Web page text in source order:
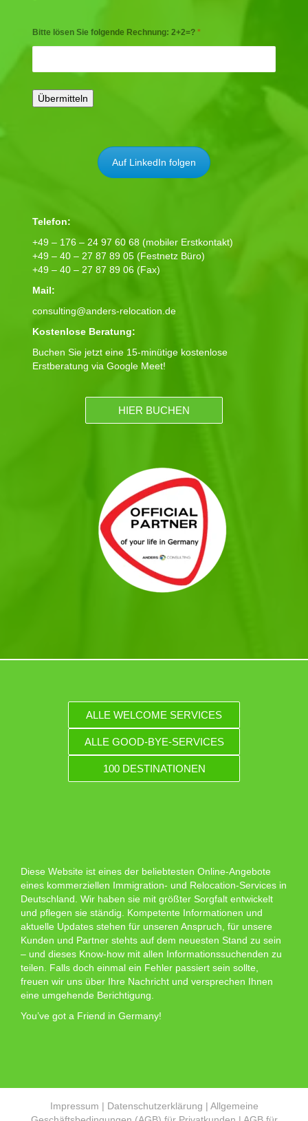
Bitte lösen Sie folgende Rechnung: 2+2=? *
Auf LinkedIn folgen
Telefon:
+49 – 176 – 24 97 60 68 (mobiler Erstkontakt)
+49 – 40 – 27 87 89 05 (Festnetz Büro)
+49 – 40 – 27 87 89 06 (Fax)
Mail:
consulting@anders-relocation.de
Kostenlose Beratung:
Buchen Sie jetzt eine 15-minütige kostenlose
Erstberatung via Google Meet!
HIER BUCHEN
ALLE WELCOME SERVICES
ALLE GOOD-BYE-SERVICES
100 DESTINATIONEN
Diese Website ist eines der beliebtesten Online-Angebote
eines kommerziellen Immigration- und Relocation-Services in
Deutschland. Wir haben sie mit größter Sorgfalt entwickelt
und pflegen sie ständig. Kompetente Informationen und
aktuelle Updates stehen für unseren Anspruch, für unsere
Kunden und Partner stehts auf dem neuesten Stand zu sein
– und dieses Know-how mit allen Informationssuchenden zu
teilen. Falls doch einmal ein Fehler passiert sein sollte,
freuen wir uns über Ihre Nachricht und versprechen Ihnen
eine umgehende Berichtigung.
You’ve got a Friend in Germany!
Impressum | Datenschutzerklärung | Allgemeine